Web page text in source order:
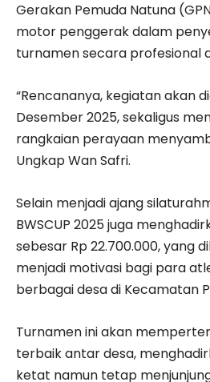
Gerakan Pemuda Natuna
motor penggerak dalam
turnamen secara profesional
“Rencananya, kegiatan akan
Desember 2025, sekaligus
rangkaian perayaan
Ungkap Wan Safri.
Selain menjadi ajang
BWSCUP 2025 juga
sebesar Rp 22.700.000, yang
menjadi motivasi bagi para
berbagai desa di Kecamatan
Turnamen ini akan
terbaik antar desa,
ketat namun tetap